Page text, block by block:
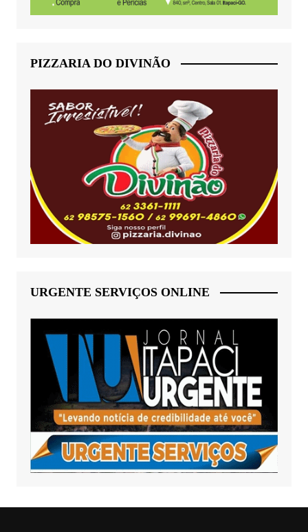
PIZZARIA DO DIVINÃO
URGENTE SERVIÇOS ONLINE